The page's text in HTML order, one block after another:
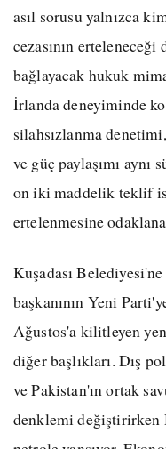
asıl sorusu yalnızca
cezasının erteleneceği
bağlayacak hukuk
İrlanda deneyiminde
silahsızlanma
ve güç paylaşımı aynı
on iki maddelik teklif
ertelenmesine
Kuşadası
başkanının Yeni
Ağustos'a kilitleyen
diğer başlıkları. Dış
ve Pakistan'ın ortak
denklemi değiştirirken